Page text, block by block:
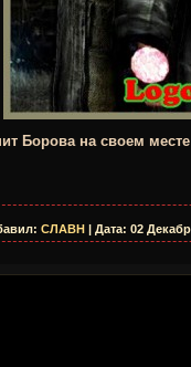
Борова на своем
СЛАВН | Дата: 02